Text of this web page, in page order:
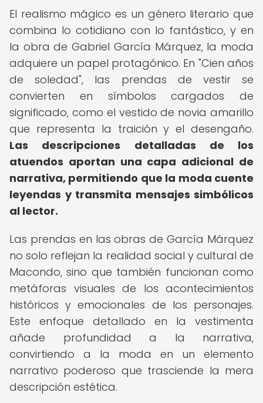
El realismo mágico es un género literario que
combina lo cotidiano con lo fantástico, y en
la obra de Gabriel García Márquez, la moda
adquiere un papel protagónico. En "Cien años
de soledad", las prendas de vestir se
convierten en símbolos cargados de
significado, como el vestido de novia amarillo
que representa la traición y el desengaño.
Las descripciones detalladas de los
atuendos aportan una capa adicional de
narrativa, permitiendo que la moda cuente
leyendas y transmita mensajes simbólicos
al lector.
Las prendas en las obras de García Márquez
no solo reflejan la realidad social y cultural de
Macondo, sino que también funcionan como
metáforas visuales de los acontecimientos
históricos y emocionales de los personajes.
Este enfoque detallado en la vestimenta
añade profundidad a la narrativa,
convirtiendo a la moda en un elemento
narrativo poderoso que trasciende la mera
descripción estética.